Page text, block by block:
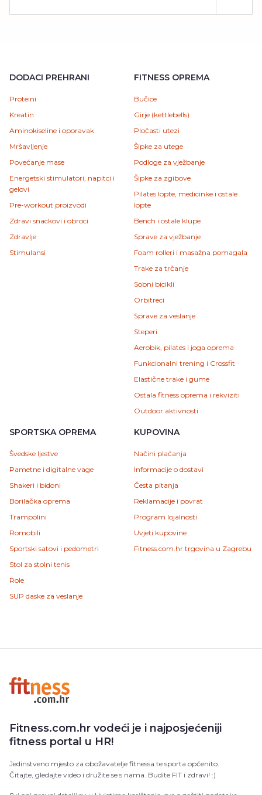
DODACI PREHRANI
Proteini
Kreatin
Aminokiseline i oporavak
Mršavljenje
Povećanje mase
Energetski stimulatori, napitci i
gelovi
Pre-workout proizvodi
Zdravi snackovi i obroci
Zdravlje
Stimulansi
FITNESS OPREMA
Bučice
Girje (kettlebells)
Pločasti utezi
Šipke za utege
Podloge za vježbanje
Šipke za zgibove
Pilates lopte, medicinke i ostale
lopte
Bench i ostale klupe
Sprave za vježbanje
Foam rolleri i masažna pomagala
Trake za trčanje
Sobni bicikli
Orbitreci
Sprave za veslanje
Steperi
Aerobik, pilates i joga oprema
Funkcionalni trening i Crossfit
Elastične trake i gume
Ostala fitness oprema i rekviziti
Outdoor aktivnosti
SPORTSKA OPREMA
Švedske ljestve
Pametne i digitalne vage
Shakeri i bidoni
Borilačka oprema
Trampolini
Romobili
Sportski satovi i pedometri
Stol za stolni tenis
Role
SUP daske za veslanje
KUPOVINA
Načini plaćanja
Informacije o dostavi
Česta pitanja
Reklamacije i povrat
Program lojalnosti
Uvjeti kupovine
Fitness.com.hr trgovina u Zagrebu
Fitness.com.hr vodeći je i najposjećeniji
fitness portal u HR!
Jedinstveno mjesto za obožavatelje fitnessa te sporta općenito.
Čitajte, gledajte video i družite se s nama. Budite FIT i zdravi! :)